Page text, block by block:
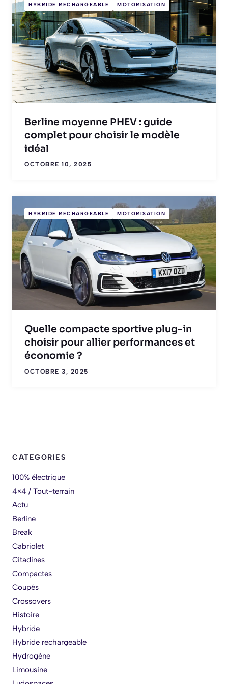
HYBRIDE RECHARGEABLE MOTORISATION
Berline moyenne PHEV : guide
complet pour choisir le modèle
idéal
OCTOBRE 10, 2025
HYBRIDE RECHARGEABLE MOTORISATION
Quelle compacte sportive plug-in
choisir pour allier performances et
économie ?
OCTOBRE 3, 2025
CATEGORIES
100% électrique
4×4 / Tout-terrain
Actu
Berline
Break
Cabriolet
Citadines
Compactes
Coupés
Crossovers
Histoire
Hybride
Hybride rechargeable
Hydrogène
Limousine